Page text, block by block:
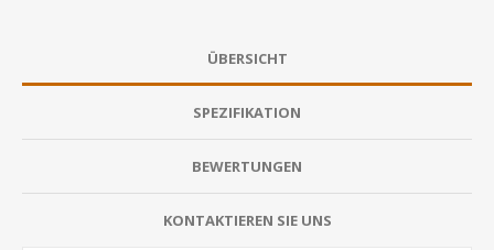
ÜBERSICHT
SPEZIFIKATION
BEWERTUNGEN
KONTAKTIEREN SIE UNS